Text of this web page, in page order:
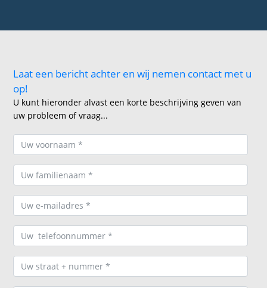
Laat een bericht achter en wij nemen contact met u
op!
U kunt hieronder alvast een korte beschrijving geven van
uw probleem of vraag...